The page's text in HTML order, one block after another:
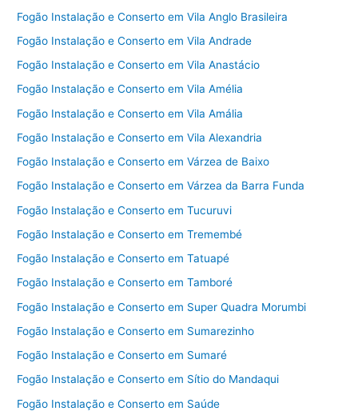
Fogão Instalação e Conserto em Vila Anglo Brasileira
Fogão Instalação e Conserto em Vila Andrade
Fogão Instalação e Conserto em Vila Anastácio
Fogão Instalação e Conserto em Vila Amélia
Fogão Instalação e Conserto em Vila Amália
Fogão Instalação e Conserto em Vila Alexandria
Fogão Instalação e Conserto em Várzea de Baixo
Fogão Instalação e Conserto em Várzea da Barra Funda
Fogão Instalação e Conserto em Tucuruvi
Fogão Instalação e Conserto em Tremembé
Fogão Instalação e Conserto em Tatuapé
Fogão Instalação e Conserto em Tamboré
Fogão Instalação e Conserto em Super Quadra Morumbi
Fogão Instalação e Conserto em Sumarezinho
Fogão Instalação e Conserto em Sumaré
Fogão Instalação e Conserto em Sítio do Mandaqui
Fogão Instalação e Conserto em Saúde